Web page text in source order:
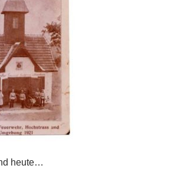
heute…